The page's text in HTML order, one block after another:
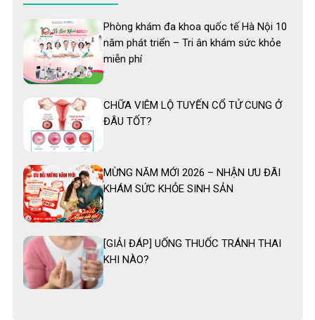
Phòng khám đa khoa quốc tế Hà Nội 10
năm phát triển – Tri ân khám sức khỏe
miễn phí
CHỮA VIÊM LỘ TUYẾN CỔ TỬ CUNG Ở
ĐÂU TỐT?
MỪNG NĂM MỚI 2026 – NHẬN ƯU ĐÃI
KHÁM SỨC KHỎE SINH SẢN
[GIẢI ĐÁP] UỐNG THUỐC TRÁNH THAI
KHI NÀO?